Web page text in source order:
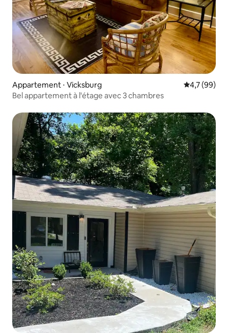
Appartement ⋅ Vicksburg Évaluation
4,7 (99)
Bel appartement à l'étage avec 3 chambres